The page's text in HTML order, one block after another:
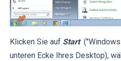
Klicken Sie auf Start
unteren Ecke Ihres Desktop),